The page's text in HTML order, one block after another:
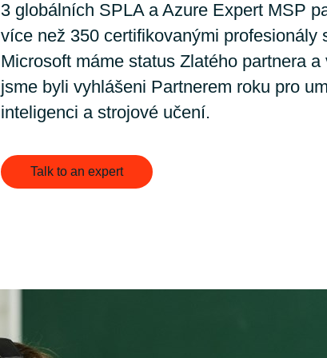
Hungary
Indonesia
Latvia
Serbia
Cloud Tenant Migration
Cloud Connectivity
Modern Workplace
3 globálních SPLA a Azure Expert MSP
více než 350 certifikovanými profesionály
Microsoft máme status Zlatého partnera a
jsme byli vyhlášeni Partnerem roku pro
inteligenci a strojové učení.
Talk to an expert